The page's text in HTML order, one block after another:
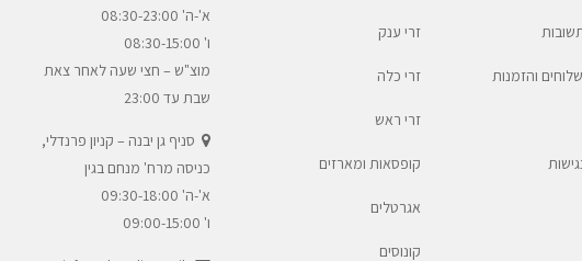
א'-ה' 08:30-23:00
ו' 08:30-15:00
מוצ"ש – חצי שעה לאחר צאת
שבת עד 23:00
סניף גן יבנה – קניון פרנדלי,
כניסה מרח' מנחם בגין
א'-ה' 09:30-18:00
ו' 09:00-15:00
זרי ענק
זרי כלה
זרי ראש
קופסאות ומארזים
אגרטלים
קונוסים
והזמנות